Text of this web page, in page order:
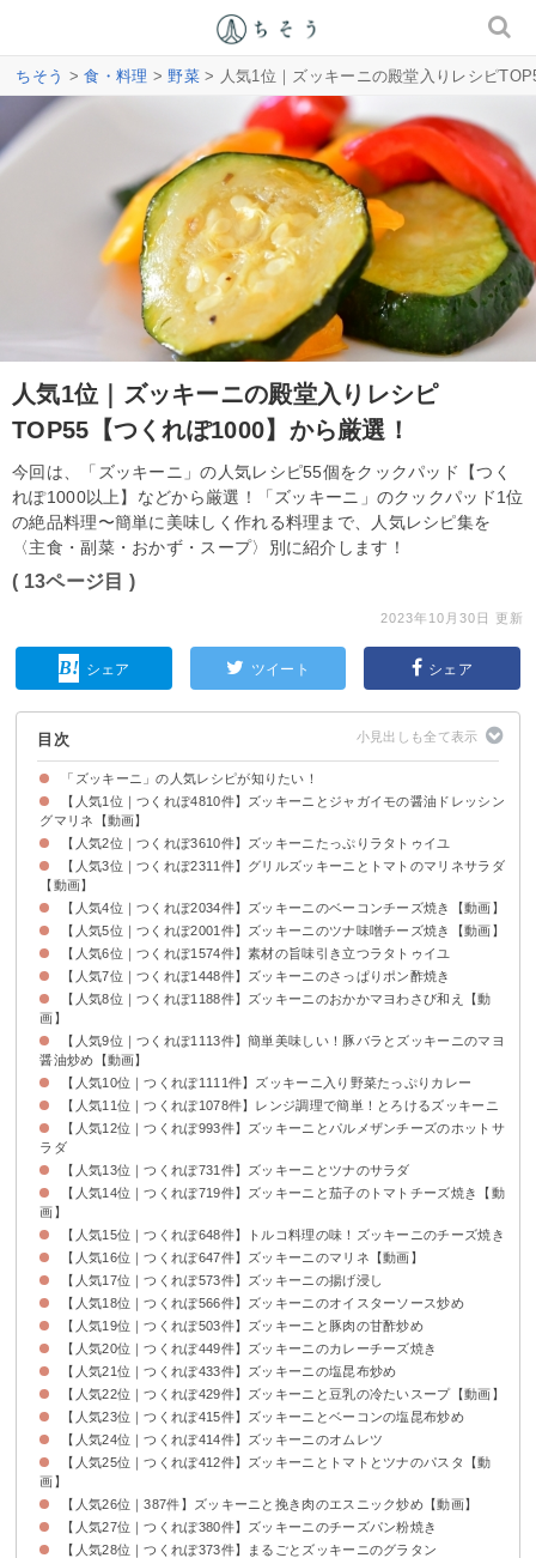
ちそう >食・料理 >野菜> 人気1位｜ズッキーニの殿堂入りレシピ
人気1位｜ズッキーニの殿堂入りレシピ
TOP55【つくれぽ1000】から厳選！
今回は、「ズッキーニ」の人気レシピ55個をクックパッド【つく
れぽ1000以上】などから厳選！「ズッキーニ」のクックパッド1位
の絶品料理〜簡単に美味しく作れる料理まで、人気レシピ集を
〈主食・副菜・おかず・スープ〉別に紹介します！
( 13ページ目 )
2023年10月30日 更新
シェア ツイート シェア
目次
「ズッキーニ」の人気レシピが知りたい！
【人気1位｜つくれぽ4810件】ズッキーニとジャガイモの醤油ドレッシン
グマリネ【動画】
【人気2位｜つくれぽ3610件】ズッキーニたっぷりラタトゥイユ
【人気3位｜つくれぽ2311件】グリルズッキーニとトマトのマリネサラダ
【動画】
【人気4位｜つくれぽ2034件】ズッキーニのベーコンチーズ焼き【動画】
【人気5位｜つくれぽ2001件】ズッキーニのツナ味噌チーズ焼き【動画】
【人気6位｜つくれぽ1574件】素材の旨味引き立つラタトゥイユ
【人気7位｜つくれぽ1448件】ズッキーニのさっぱりポン酢焼き
【人気8位｜つくれぽ1188件】ズッキーニのおかかマヨわさび和え【動
画】
【人気9位｜つくれぽ1113件】簡単美味しい！豚バラとズッキーニのマヨ
醤油炒め【動画】
【人気10位｜つくれぽ1111件】ズッキーニ入り野菜たっぷりカレー
【人気11位｜つくれぽ1078件】レンジ調理で簡単！とろけるズッキーニ
【人気12位｜つくれぽ993件】ズッキーニとパルメザンチーズのホットサ
ラダ
【人気13位｜つくれぽ731件】ズッキーニとツナのサラダ
【人気14位｜つくれぽ719件】ズッキーニと茄子のトマトチーズ焼き【動
画】
【人気15位｜つくれぽ648件】トルコ料理の味！ズッキーニのチーズ焼き
【人気16位｜つくれぽ647件】ズッキーニのマリネ【動画】
【人気17位｜つくれぽ573件】ズッキーニの揚げ浸し
【人気18位｜つくれぽ566件】ズッキーニのオイスターソース炒め
【人気19位｜つくれぽ503件】ズッキーニと豚肉の甘酢炒め
【人気20位｜つくれぽ449件】ズッキーニのカレーチーズ焼き
【人気21位｜つくれぽ433件】ズッキーニの塩昆布炒め
【人気22位｜つくれぽ429件】ズッキーニと豆乳の冷たいスープ【動画】
【人気23位｜つくれぽ415件】ズッキーニとベーコンの塩昆布炒め
【人気24位｜つくれぽ414件】ズッキーニのオムレツ
【人気25位｜つくれぽ412件】ズッキーニとトマトとツナのパスタ【動
画】
【人気26位｜387件】ズッキーニと挽き肉のエスニック炒め【動画】
【人気27位｜つくれぽ380件】ズッキーニのチーズパン粉焼き
【人気28位｜つくれぽ373件】まるごとズッキーニのグラタン